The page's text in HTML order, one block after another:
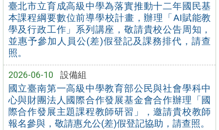
臺北市立育成高級中學為落實推動十二年國民基
本課程綱要數位前導學校計畫，辦理「AI賦能教
學及行政工作」系列講座，敬請貴校公告周知，
並惠予參加人員公(差)假登記及課務排代，請查
照。
2026-06-10 設備組
國立臺南第一高級中學教育部公民與社會學科中
心與財團法人國際合作發展基金會合作辦理「國
際合作發展主題課程教師研習」，邀請貴校教師
報名參與，敬請惠允公(差)假登記協助，請查照。